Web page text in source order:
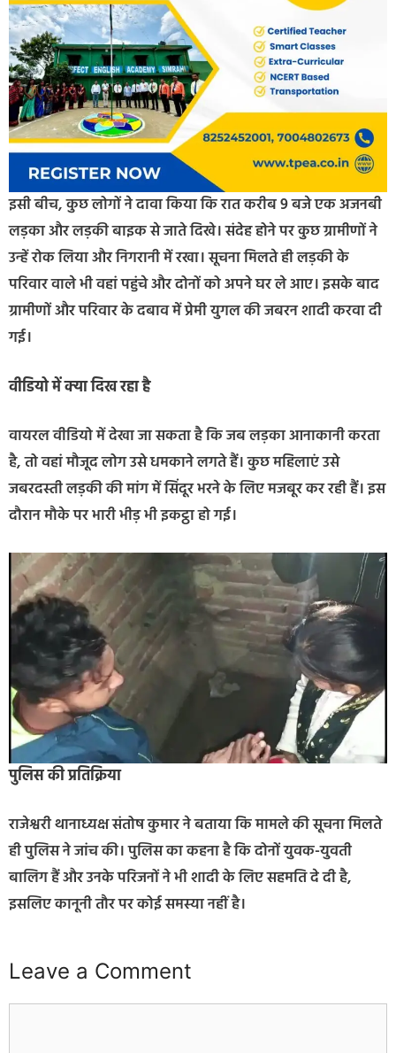
इसी बीच, कुछ लोगों ने दावा किया कि रात करीब 9 बजे एक अजनबी
लड़का और लड़की बाइक से जाते दिखे। संदेह होने पर कुछ ग्रामीणों ने
उन्हें रोक लिया और निगरानी में रखा। सूचना मिलते ही लड़की के
परिवार वाले भी वहां पहुंचे और दोनों को अपने घर ले आए। इसके बाद
ग्रामीणों और परिवार के दबाव में प्रेमी युगल की जबरन शादी करवा दी
गई।
वीडियो में क्या दिख रहा है
वायरल वीडियो में देखा जा सकता है कि जब लड़का आनाकानी करता
है, तो वहां मौजूद लोग उसे धमकाने लगते हैं। कुछ महिलाएं उसे
जबरदस्ती लड़की की मांग में सिंदूर भरने के लिए मजबूर कर रही हैं। इस
दौरान मौके पर भारी भीड़ भी इकट्ठा हो गई।
पुलिस की प्रतिक्रिया
राजेश्वरी थानाध्यक्ष संतोष कुमार ने बताया कि मामले की सूचना मिलते
ही पुलिस ने जांच की। पुलिस का कहना है कि दोनों युवक-युवती
बालिग हैं और उनके परिजनों ने भी शादी के लिए सहमति दे दी है,
इसलिए कानूनी तौर पर कोई समस्या नहीं है।
Leave a Comment